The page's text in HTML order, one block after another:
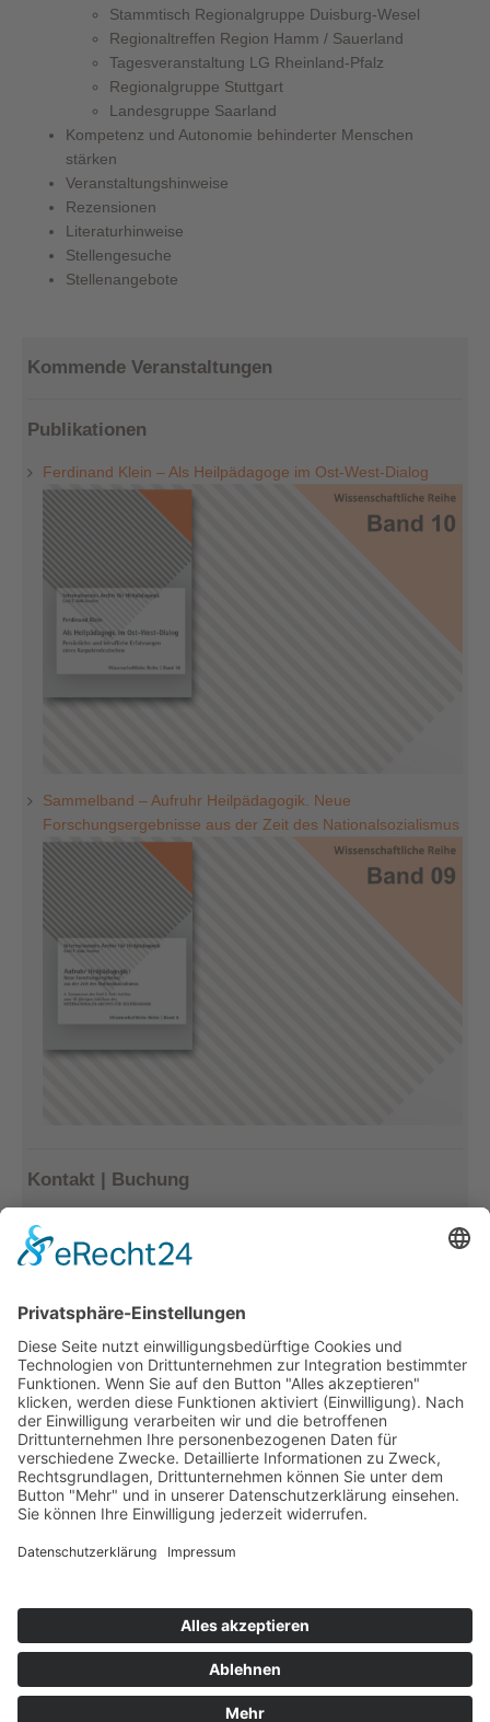
Stammtisch Regionalgruppe Duisburg-Wesel
Regionaltreffen Region Hamm / Sauerland
Tagesveranstaltung LG Rheinland-Pfalz
Regionalgruppe Stuttgart
Landesgruppe Saarland
Kompetenz und Autonomie behinderter Menschen
stärken
Veranstaltungshinweise
Rezensionen
Literaturhinweise
Stellengesuche
Stellenangebote
Kommende Veranstaltungen
Publikationen
Ferdinand Klein – Als Heilpädagoge im Ost-West-Dialog
Sammelband – Aufruhr Heilpädagogik. Neue
Forschungsergebnisse aus der Zeit des Nationalsozialismus
Kontakt | Buchung
Tel.: 033477–548940
info@archiv-heilpaedagogik.de
Kommende Veranstaltungen
INTERNATIONALES ARCHIV
FÜR HEILPÄDAGOGIK
Emil E. Kobi Institut
Platz der Jugend 4
info@archiv-heilpaedagogik.de
Öffnungszeiten:
von 10:00 – 16:00 Uhr